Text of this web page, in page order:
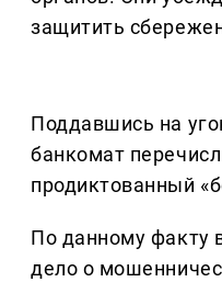
защитить
Поддавшись на
банкомат
продиктованный
По данному факту
дело о